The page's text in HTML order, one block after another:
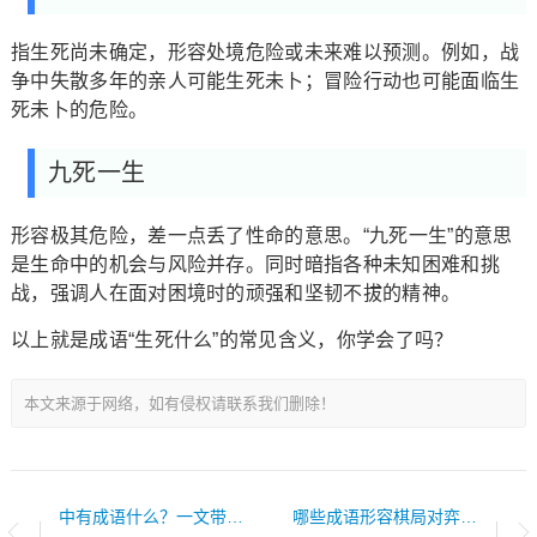
指生死尚未确定，形容处境危险或未来难以预测。例如，战
争中失散多年的亲人可能生死未卜；冒险行动也可能面临生
死未卜的危险。
九死一生
形容极其危险，差一点丢了性命的意思。“九死一生”的意思
是生命中的机会与风险并存。同时暗指各种未知困难和挑
战，强调人在面对困境时的顽强和坚韧不拔的精神。
以上就是成语“生死什么”的常见含义，你学会了吗？
本文来源于网络，如有侵权请联系我们删除！
中有成语什么？一文带你了解！ 哪些成语形容棋局对弈激烈？